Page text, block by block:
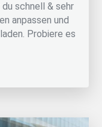
schnell & sehr
anpassen und
Probiere es